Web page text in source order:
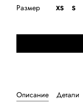
Размер XS S
Описание Детали